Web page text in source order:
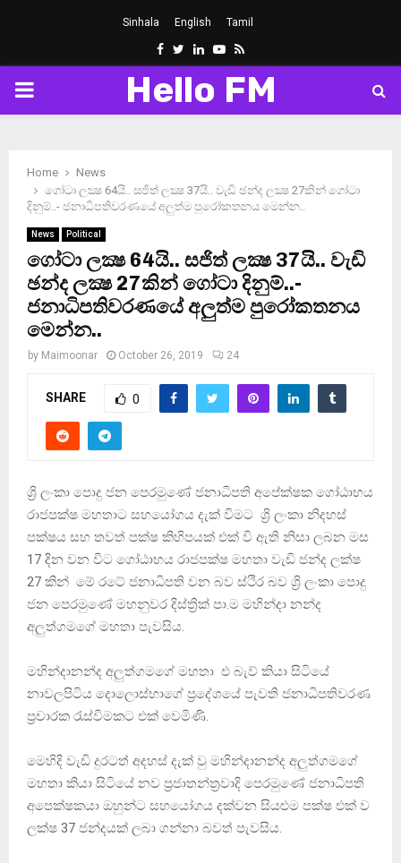
Sinhala English Tamil
Facebook
Twitter
LinkedinYoutube
Rss
PRIMARY
Hello FM
Home
News
ගෝටා ලක්‍ෂ 64යි.. සජිත් ලක්‍ෂ 37යි.. වැඩි ඡන්ද ලක්‍ෂ 27කින් ගෝටා
දිනුම්..- ජනාධිපතිවරණයේ අලුත්ම පුරෝකතනය මෙන්න..
News Political
ගෝටා ලක්‍ෂ 64යි.. සජිත් ලක්‍ෂ 37යි.. වැඩි
ඡන්ද ලක්‍ෂ 27කින් ගෝටා දිනුම්..-
ජනාධිපතිවරණයේ අලුත්ම පුරෝකතනය
මෙන්න..
by Maimoonar October 26, 2019 24
SHARE 0
ශ්‍රි ලංකා පොදු ජන පෙරමුණේ ජනාධිපති අපේක්ෂක ගෝඨාභය
රාජපක්ෂ මහතාට සහයෝගය දැක් විමට ශ්‍රි ලංකා නිදහස්
පක්ෂය සහ තවත් පක්ෂ කිහිපයක් එක් වි ඇති නිසා ලබන මස
17 දින වන විට ගෝඨාභය රාජපක්ෂ මහතා වැඩි ජන්ද ලක්ෂ
27 කින් මේ රටේ ජනාධිපති වන බව ස්ථිර බව ශ්‍රි ලංකා පොදු
ජන පෙරමුණේ මහනුවර දිස්ත්‍රික් පා.ම මහින්දා නන්ද
අලුත්ගමගේ මහතා පැවසිය.
මහින්දානන්ද අලුත්ගමගේ මහතා එ බැව් කියා සිටියේ
නාවලපිටිය දොලොස්භාගේ ප්‍රදේශයේ පැවති ජනාධිපතිවරණ
ප්‍රචාරක රැස්විමකට එක් වෙමිණි.
මෙහිදි වැඩි දුරටත් අදහස් දැක් වු මහින්දානන්ද අලුත්ගමගේ
මහතා කියා සිටියේ නව ප්‍රජාතන්ත්‍රවාදි පෙරමුණේ ජනාධිපති
අපෙක්ෂකයා ඔහුන්ට සහයෝගය දක්වන සියළුම පක්ෂ එක් ව
ලක්ෂ 37 ජන්දයක් ලබා ගන්නා බවත් පැවසිය.